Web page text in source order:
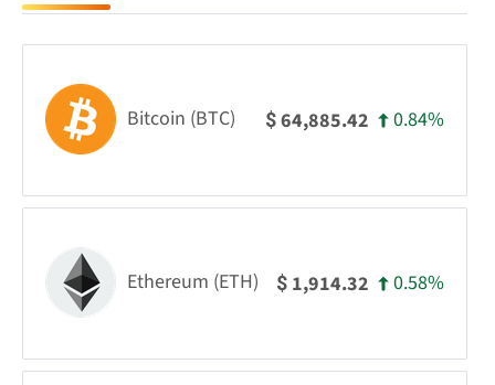
Bitcoin (BTC) $64,885.42 0.84%
Ethereum (ETH) $ 1,914.32 0.58%